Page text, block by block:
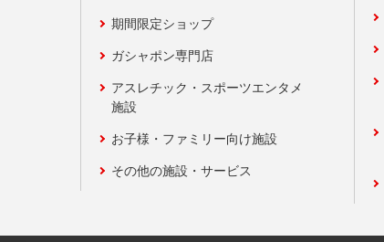
期間限定ショップ
ガシャポン専門店
アスレチック・スポーツエンタメ
施設
お子様・ファミリー向け施設
その他の施設・サービス